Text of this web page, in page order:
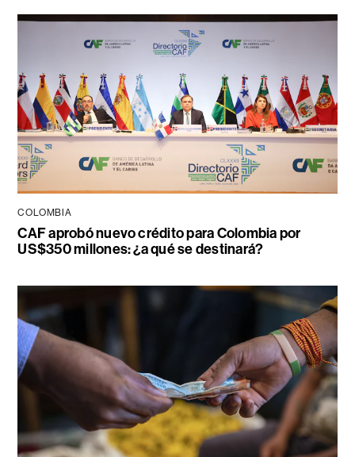
COLOMBIA
CAF aprobó nuevo crédito para Colombia por
US$350 millones: ¿a qué se destinará?